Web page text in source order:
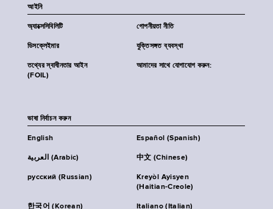
আইনি
অ্যাক্সেসিবিলিটি গোপনীয়তা নীতি
ডিসক্লেইমার যুক্তিসঙ্গত ব্যবস্থা
তথ্যের স্বাধীনতার আইন
(FOIL)
আমাদের সাথে যোগাযোগ করুন:
ভাষা নির্বাচন করুন
English Español (Spanish)
العربية (Arabic) 中文 (Chinese)
русский (Russian)
Kreyòl Ayisyen
(Haitian-Creole)
한국어 (Korean) Italiano (Italian)